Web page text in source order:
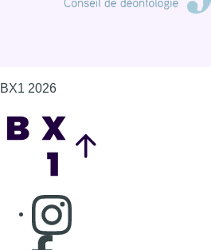
BX1 2026
Consulter page Instagram
Consulter page Facebook